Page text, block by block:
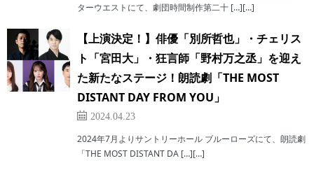
ターウエストにて、劇団時間制作第二十 […][…]
【上演決定！】俳優「別所哲也」・チェリス
ト「宮田大」・狂言師「野村万之丞」を迎え
た新たなステージ！朗読劇「THE MOST
DISTANT DAY FROM YOU」
2024.04.23
2024年7月よりサントリーホール ブルーローズにて、朗読劇
「THE MOST DISTANT DA […][…]